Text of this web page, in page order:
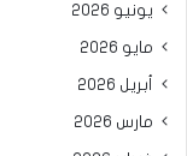
يونيو 2026
مايو 2026
أبريل 2026
مارس 2026